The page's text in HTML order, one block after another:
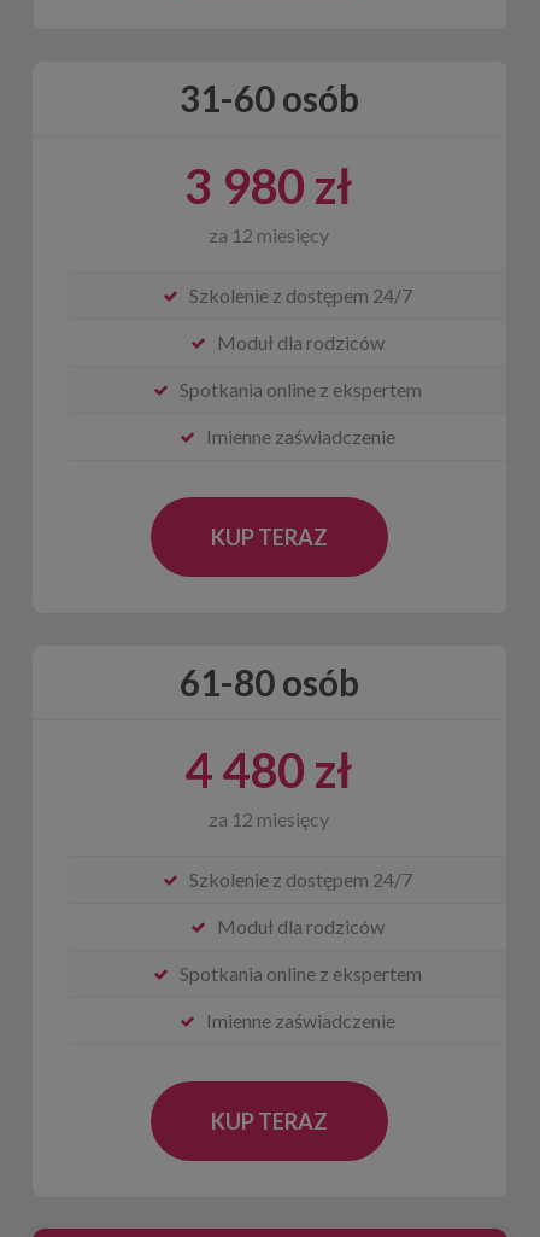
31-60 osób
3 980 zł
za 12 miesięcy
Szkolenie z dostępem 24/7
Moduł dla rodziców
Spotkania online z ekspertem
Imienne zaświadczenie
KUP TERAZ
61-80 osób
4 480 zł
za 12 miesięcy
Szkolenie z dostępem 24/7
Moduł dla rodziców
Spotkania online z ekspertem
Imienne zaświadczenie
KUP TERAZ